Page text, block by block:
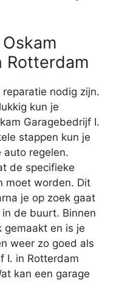
Rotterdam
nodig zijn.
kun je
Garagebedrijf I.
stappen kun je
auto regelen.
de specifieke
moet worden. Dit
je op zoek gaat
in de buurt. Binnen
gemaakt en is je
weer zo goed als
I. in Rotterdam
kan een garage